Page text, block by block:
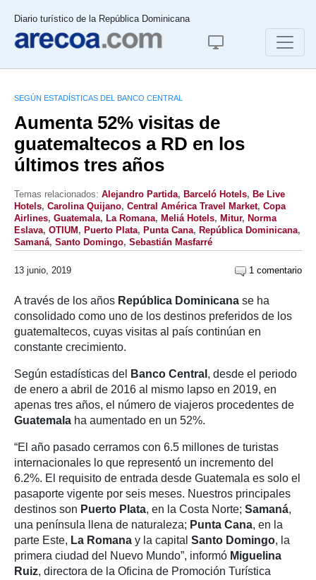
Diario turístico de la República Dominicana
SEGÚN ESTADÍSTICAS DEL BANCO CENTRAL
Aumenta 52% visitas de
guatemaltecos a RD en los
últimos tres años
Temas relacionados: Alejandro Partida, Barceló Hotels, Be Live
Hotels, Carolina Quijano, Central América Travel Market, Copa
Airlines, Guatemala, La Romana, Meliá Hotels, Mitur, Norma
Eslava, OTIUM , Puerto Plata, Punta Cana, República Dominicana,
Samaná, Santo Domingo, Sebastián Masfarré
13 junio, 2019 1 comentario
A través de los años República Dominicana se ha
consolidado como uno de los destinos preferidos de los
guatemaltecos, cuyas visitas al país continúan en
constante crecimiento.
Según estadísticas del Banco Central , desde el periodo
de enero a abril de 2016 al mismo lapso en 2019, en
apenas tres años, el número de viajeros procedentes de
Guatemala ha aumentado en un 52%.
“El año pasado cerramos con 6.5 millones de turistas
internacionales lo que representó un incremento del
6.2%. El requisito de entrada desde Guatemala es solo el
pasaporte vigente por seis meses. Nuestros principales
destinos son Puerto Plata, en la Costa Norte; Samaná,
una península llena de naturaleza; Punta Cana, en la
parte Este, La Romana y la capital Santo Domingo, la
primera ciudad del Nuevo Mundo”, informó Miguelina
Ruiz, directora de la Oficina de Promoción Turística